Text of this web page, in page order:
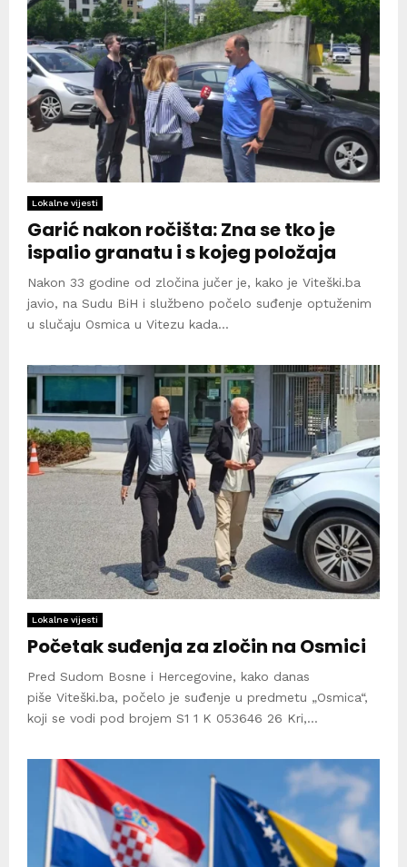
Lokalne vijesti
Garić nakon ročišta: Zna se tko je
ispalio granatu i s kojeg položaja
Nakon 33 godine od zločina jučer je, kako je Viteški.ba
javio, na Sudu BiH i službeno počelo suđenje optuženim
u slučaju Osmica u Vitezu kada...
Lokalne vijesti
Početak suđenja za zločin na Osmici
Pred Sudom Bosne i Hercegovine, kako danas
piše Viteški.ba, počelo je suđenje u predmetu „Osmica“,
koji se vodi pod brojem S1 1 K 053646 26 Kri,...